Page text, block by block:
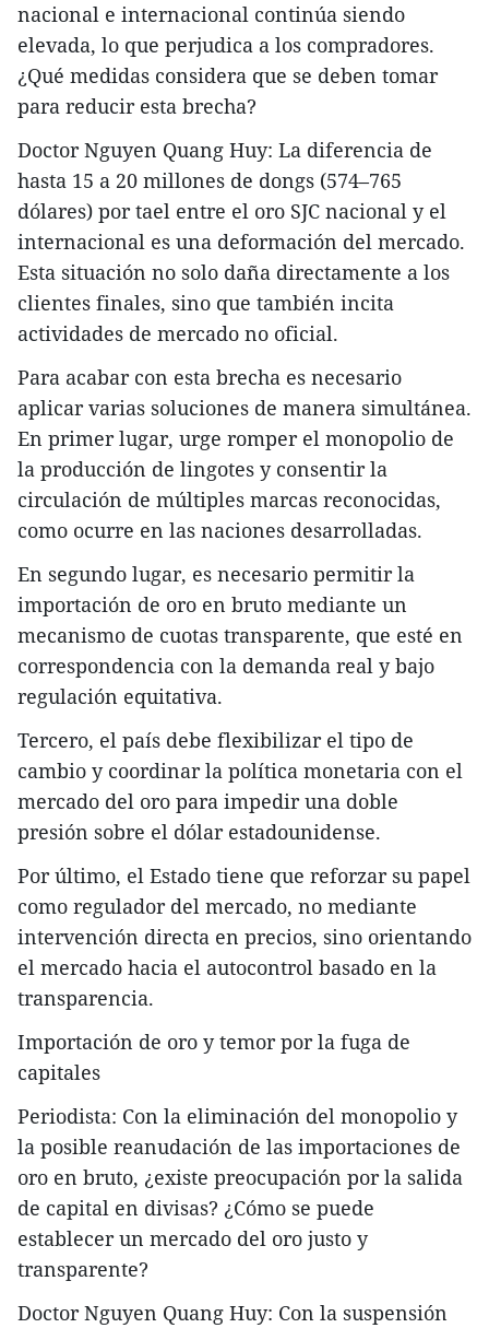
nacional e internacional continúa siendo
elevada, lo que perjudica a los compradores.
¿Qué medidas considera que se deben tomar
para reducir esta brecha?
Doctor Nguyen Quang Huy: La diferencia de
hasta 15 a 20 millones de dongs (574–765
dólares) por tael entre el oro SJC nacional y el
internacional es una deformación del mercado.
Esta situación no solo daña directamente a los
clientes finales, sino que también incita
actividades de mercado no oficial.
Para acabar con esta brecha es necesario
aplicar varias soluciones de manera simultánea.
En primer lugar, urge romper el monopolio de
la producción de lingotes y consentir la
circulación de múltiples marcas reconocidas,
como ocurre en las naciones desarrolladas.
En segundo lugar, es necesario permitir la
importación de oro en bruto mediante un
mecanismo de cuotas transparente, que esté en
correspondencia con la demanda real y bajo
regulación equitativa.
Tercero, el país debe flexibilizar el tipo de
cambio y coordinar la política monetaria con el
mercado del oro para impedir una doble
presión sobre el dólar estadounidense.
Por último, el Estado tiene que reforzar su papel
como regulador del mercado, no mediante
intervención directa en precios, sino orientando
el mercado hacia el autocontrol basado en la
transparencia.
Importación de oro y temor por la fuga de
capitales
Periodista: Con la eliminación del monopolio y
la posible reanudación de las importaciones de
oro en bruto, ¿existe preocupación por la salida
de capital en divisas? ¿Cómo se puede
establecer un mercado del oro justo y
transparente?
Doctor Nguyen Quang Huy: Con la suspensión